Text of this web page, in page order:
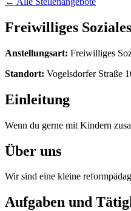
Freiwilliges
Anstellungsart: Freiwilliges
Standort: Vogelsdorfer Straße
Einleitung
Wenn du gerne mit Kindern
Über uns
Wir sind eine kleine
Aufgaben und